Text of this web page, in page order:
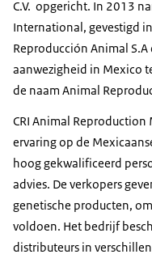
C.V. opgericht. In 2013
International, gevestigd
Reproducción Animal
aanwezigheid in Mexico
de naam Animal
CRI Animal
ervaring op de
hoog gekwalificeerd
advies. De verkopers
genetische producten,
voldoen. Het bedrijf
distributeurs in